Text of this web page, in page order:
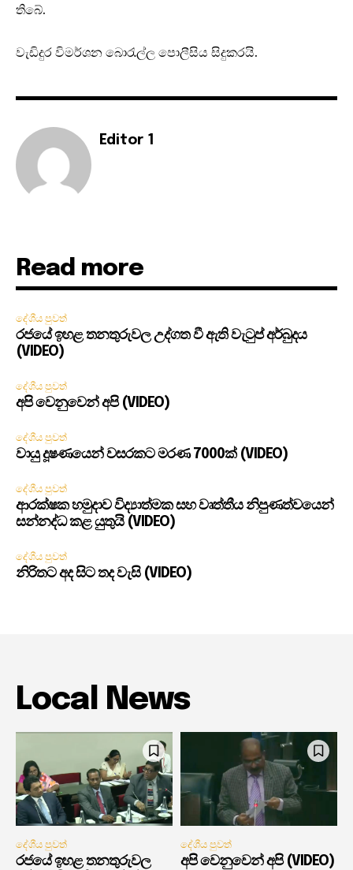
තිබේ.
වැඩිදුර විමර්ශන බොරැල්ල පොලීසිය සිදුකරයි.
Editor 1
Read more
දේශීය පුවත්
රජයේ ඉහළ තනතුරුවල උද්ගත වී ඇති වැටුප් අර්බුදය
(VIDEO)
දේශීය පුවත්
අපි වෙනුවෙන් අපි (VIDEO)
දේශීය පුවත්
වායු දූෂණයෙන් වසරකට මරණ 7000ක් (VIDEO)
දේශීය පුවත්
ආරක්ෂක හමුදාව විද්‍යාත්මක සහ වෘත්තීය නිපුණත්වයෙන්
සන්නද්ධ කළ යුතුයි (VIDEO)
දේශීය පුවත්
නිරිතට අද සිට තද වැසි (VIDEO)
Local News
දේශීය පුවත්
රජයේ ඉහළ තනතුරුවල
දේශීය පුවත්
අපි වෙනුවෙන් අපි (VIDEO)